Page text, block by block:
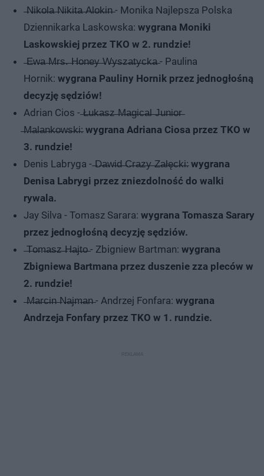
̶N̶i̶k̶o̶l̶a̶ ̶N̶i̶k̶i̶t̶a̶ ̶A̶l̶o̶k̶i̶n̶ - Monika Najlepsza Polska
Dziennikarka Laskowska: wygrana Moniki
Laskowskiej przez TKO w 2. rundzie!
̶E̶w̶a̶ ̶M̶r̶s̶.̶ ̶H̶o̶n̶e̶y̶ ̶W̶y̶s̶z̶a̶t̶y̶c̶k̶a̶ - Paulina
Hornik: wygrana Pauliny Hornik przez jednogłośną
decyzję sędziów!
Adrian Cios - ̶Ł̶u̶k̶a̶s̶z̶ ̶M̶a̶g̶i̶c̶a̶l̶ ̶J̶u̶n̶i̶o̶r̶
̶M̶a̶l̶a̶n̶k̶o̶w̶s̶k̶i̶:wygrana Adriana Ciosa przez TKO w
3. rundzie!
Denis Labryga - ̶D̶a̶w̶i̶d̶ ̶C̶r̶a̶z̶y̶ ̶Z̶a̶ł̶ę̶c̶k̶i̶:wygrana
Denisa Labrygi przez zniezdolność do walki
rywala.
Jay Silva - Tomasz Sarara: wygrana Tomasza Sarary
przez jednogłośną decyzję sędziów.
̶T̶o̶m̶a̶s̶z̶ ̶H̶a̶j̶t̶o̶ - Zbigniew Bartman: wygrana
Zbigniewa Bartmana przez duszenie zza pleców w
2. rundzie!
̶M̶a̶r̶c̶i̶n̶ ̶N̶a̶j̶m̶a̶n̶ - Andrzej Fonfara: wygrana
Andrzeja Fonfary przez TKO w 1. rundzie.